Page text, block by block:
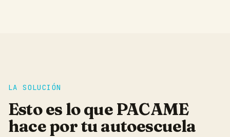
LA SOLUCIÓN
Esto es lo que PACAME
hace por tuautoescuela